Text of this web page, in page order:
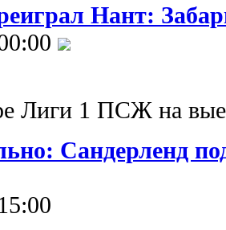
Нант:
Лиги 1 ПСЖ на
Сандерленд